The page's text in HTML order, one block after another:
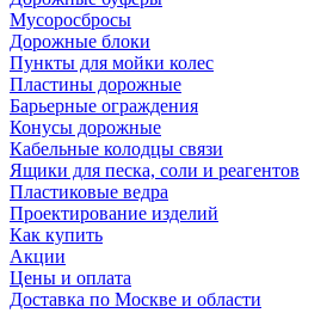
Мусоросбросы
Дорожные блоки
Пункты для мойки колес
Пластины дорожные
Барьерные ограждения
Конусы дорожные
Кабельные колодцы связи
Ящики для песка, соли и реагентов
Пластиковые ведра
Проектирование изделий
Как купить
Акции
Цены и оплата
Доставка по Москве и области